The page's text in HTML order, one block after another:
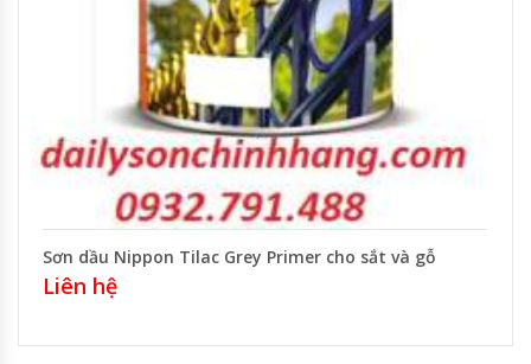
Sơn dầu Nippon Tilac Grey Primer cho sắt và gỗ
Liên hệ